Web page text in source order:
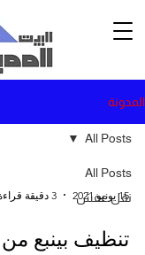
المدونة
All Posts
نقل عفش
All Posts
15 يونيو 2021 3 دقيقة قراءة
تنظيف بينبع من